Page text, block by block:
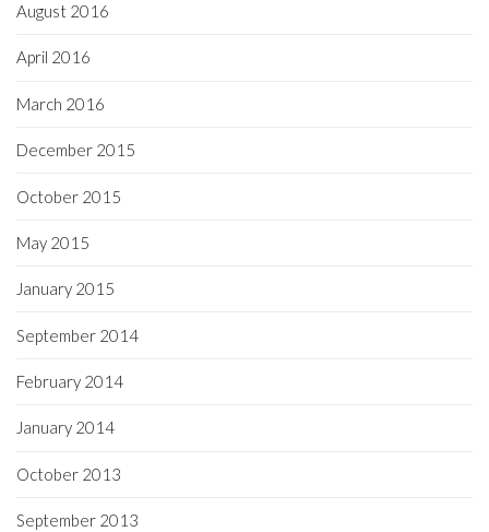
August 2016
April 2016
March 2016
December 2015
October 2015
May 2015
January 2015
September 2014
February 2014
January 2014
October 2013
September 2013